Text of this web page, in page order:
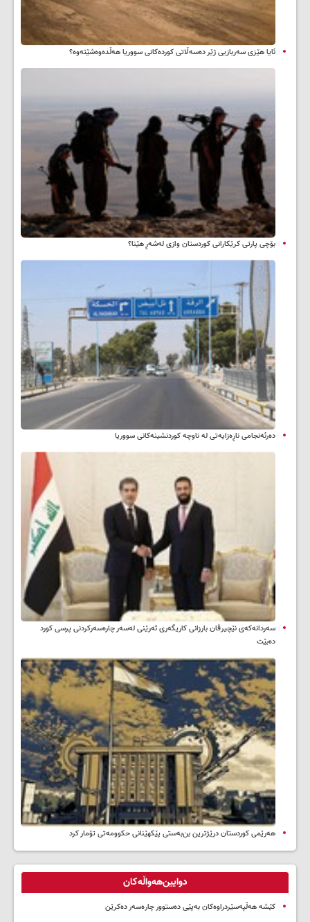
ئایا هێزی سەربازیی ژێر دەسەڵاتی کوردەکانی سووریا هەڵدەوەشێتەوە؟
بۆچی پارتی کرێکارانی کوردستان وازی لەشەڕ هێنا؟
دەرئەنجامی ناڕەزایەتی لە ناوچە کوردنشینەکانی سووریا
سه‌ردانه‌کەی نێچیرڤان بارزانی كاریگه‌ری ئه‌رێنی له‌سه‌ر چاره‌سه‌ركردنی پرسی كورد
ده‌بێت
هەرێمی کوردستان درێژترین بن‌بەستی پێکهێنانی حکوومەتی تۆمار کرد
دوایین‌هەواڵەکان
کێشە هەڵپەسێردراوەکان بەپێی دەستوور چارەسەر دەکرێن